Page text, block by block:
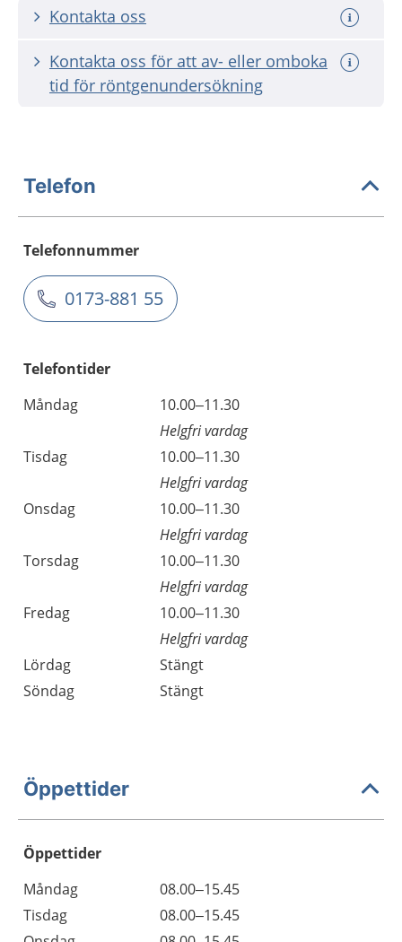
Kontakta oss
Kontakta oss för att av- eller omboka
tid för röntgenundersökning
Telefon
Telefonnummer
0173-881 55
Telefontider
Måndag
10.00–11.30
Helgfri vardag
Tisdag
10.00–11.30
Helgfri vardag
Onsdag
10.00–11.30
Helgfri vardag
Torsdag
10.00–11.30
Helgfri vardag
Fredag
10.00–11.30
Helgfri vardag
Lördag
Stängt
Söndag
Stängt
Öppettider
Öppettider
Dag
Öppettider
Kommentarer
Måndag
08.00–15.45
Tisdag
08.00–15.45